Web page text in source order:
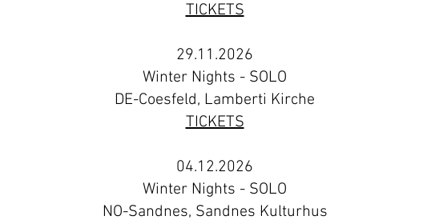
TICKETS
29.11.2026
Winter Nights - SOLO
DE-Coesfeld, Lamberti Kirche
TICKETS
04.12.2026
Winter Nights - SOLO
NO-Sandnes, Sandnes Kulturhus